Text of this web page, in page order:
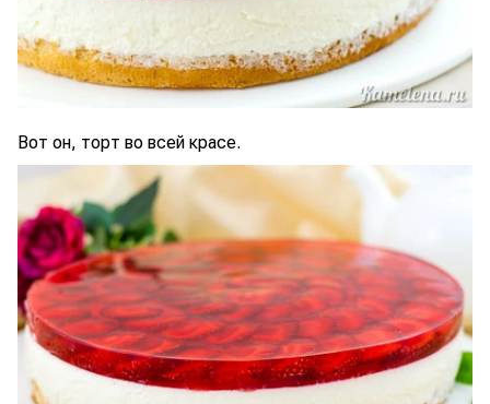
Вот он, торт во всей красе.